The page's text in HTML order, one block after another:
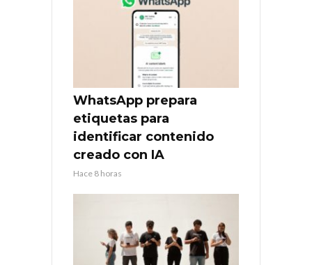
WhatsApp prepara
etiquetas para
identificar contenido
creado con IA
Hace 8 horas